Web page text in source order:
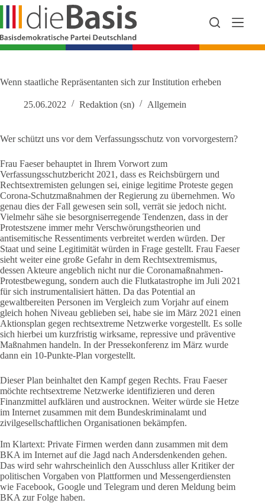
Zum
springen
Wenn staatliche Repräsentanten sich zur Institution erheben
25.06.2022 Redaktion (sn) Allgemein
Wer schützt uns vor dem Verfassungsschutz von vorvorgestern?
Frau Faeser behauptet in Ihrem Vorwort zum
Verfassungsschutzbericht 2021, dass es Reichsbürgern und
Rechtsextremisten gelungen sei, einige legitime Proteste gegen
Corona-Schutzmaßnahmen der Regierung zu übernehmen. Wo
genau dies der Fall gewesen sein soll, verrät sie jedoch nicht.
Vielmehr sähe sie besorgniserregende Tendenzen, dass in der
Protestszene immer mehr Verschwörungstheorien und
antisemitische Ressentiments verbreitet werden würden. Der
Staat und seine Legitimität würden in Frage gestellt. Frau Faeser
sieht weiter eine große Gefahr in dem Rechtsextremismus,
dessen Akteure angeblich nicht nur die Coronamaßnahmen-
Protestbewegung, sondern auch die Flutkatastrophe im Juli 2021
für sich instrumentalisiert hätten. Da das Potential an
gewaltbereiten Personen im Vergleich zum Vorjahr auf einem
gleich hohen Niveau geblieben sei, habe sie im März 2021 einen
Aktionsplan gegen rechtsextreme Netzwerke vorgestellt. Es solle
sich hierbei um kurzfristig wirksame, repressive und präventive
Maßnahmen handeln. In der Pressekonferenz im März wurde
dann ein 10-Punkte-Plan vorgestellt.
Dieser Plan beinhaltet den Kampf gegen Rechts. Frau Faeser
möchte rechtsextreme Netzwerke identifizieren und deren
Finanzmittel aufklären und austrocknen. Weiter würde sie Hetze
im Internet zusammen mit dem Bundeskriminalamt und
zivilgesellschaftlichen Organisationen bekämpfen.
Im Klartext: Private Firmen werden dann zusammen mit dem
BKA im Internet auf die Jagd nach Andersdenkenden gehen.
Das wird sehr wahrscheinlich den Ausschluss aller Kritiker der
politischen Vorgaben von Plattformen und Messengerdiensten
wie Facebook, Google und Telegram und deren Meldung beim
BKA zur Folge haben.